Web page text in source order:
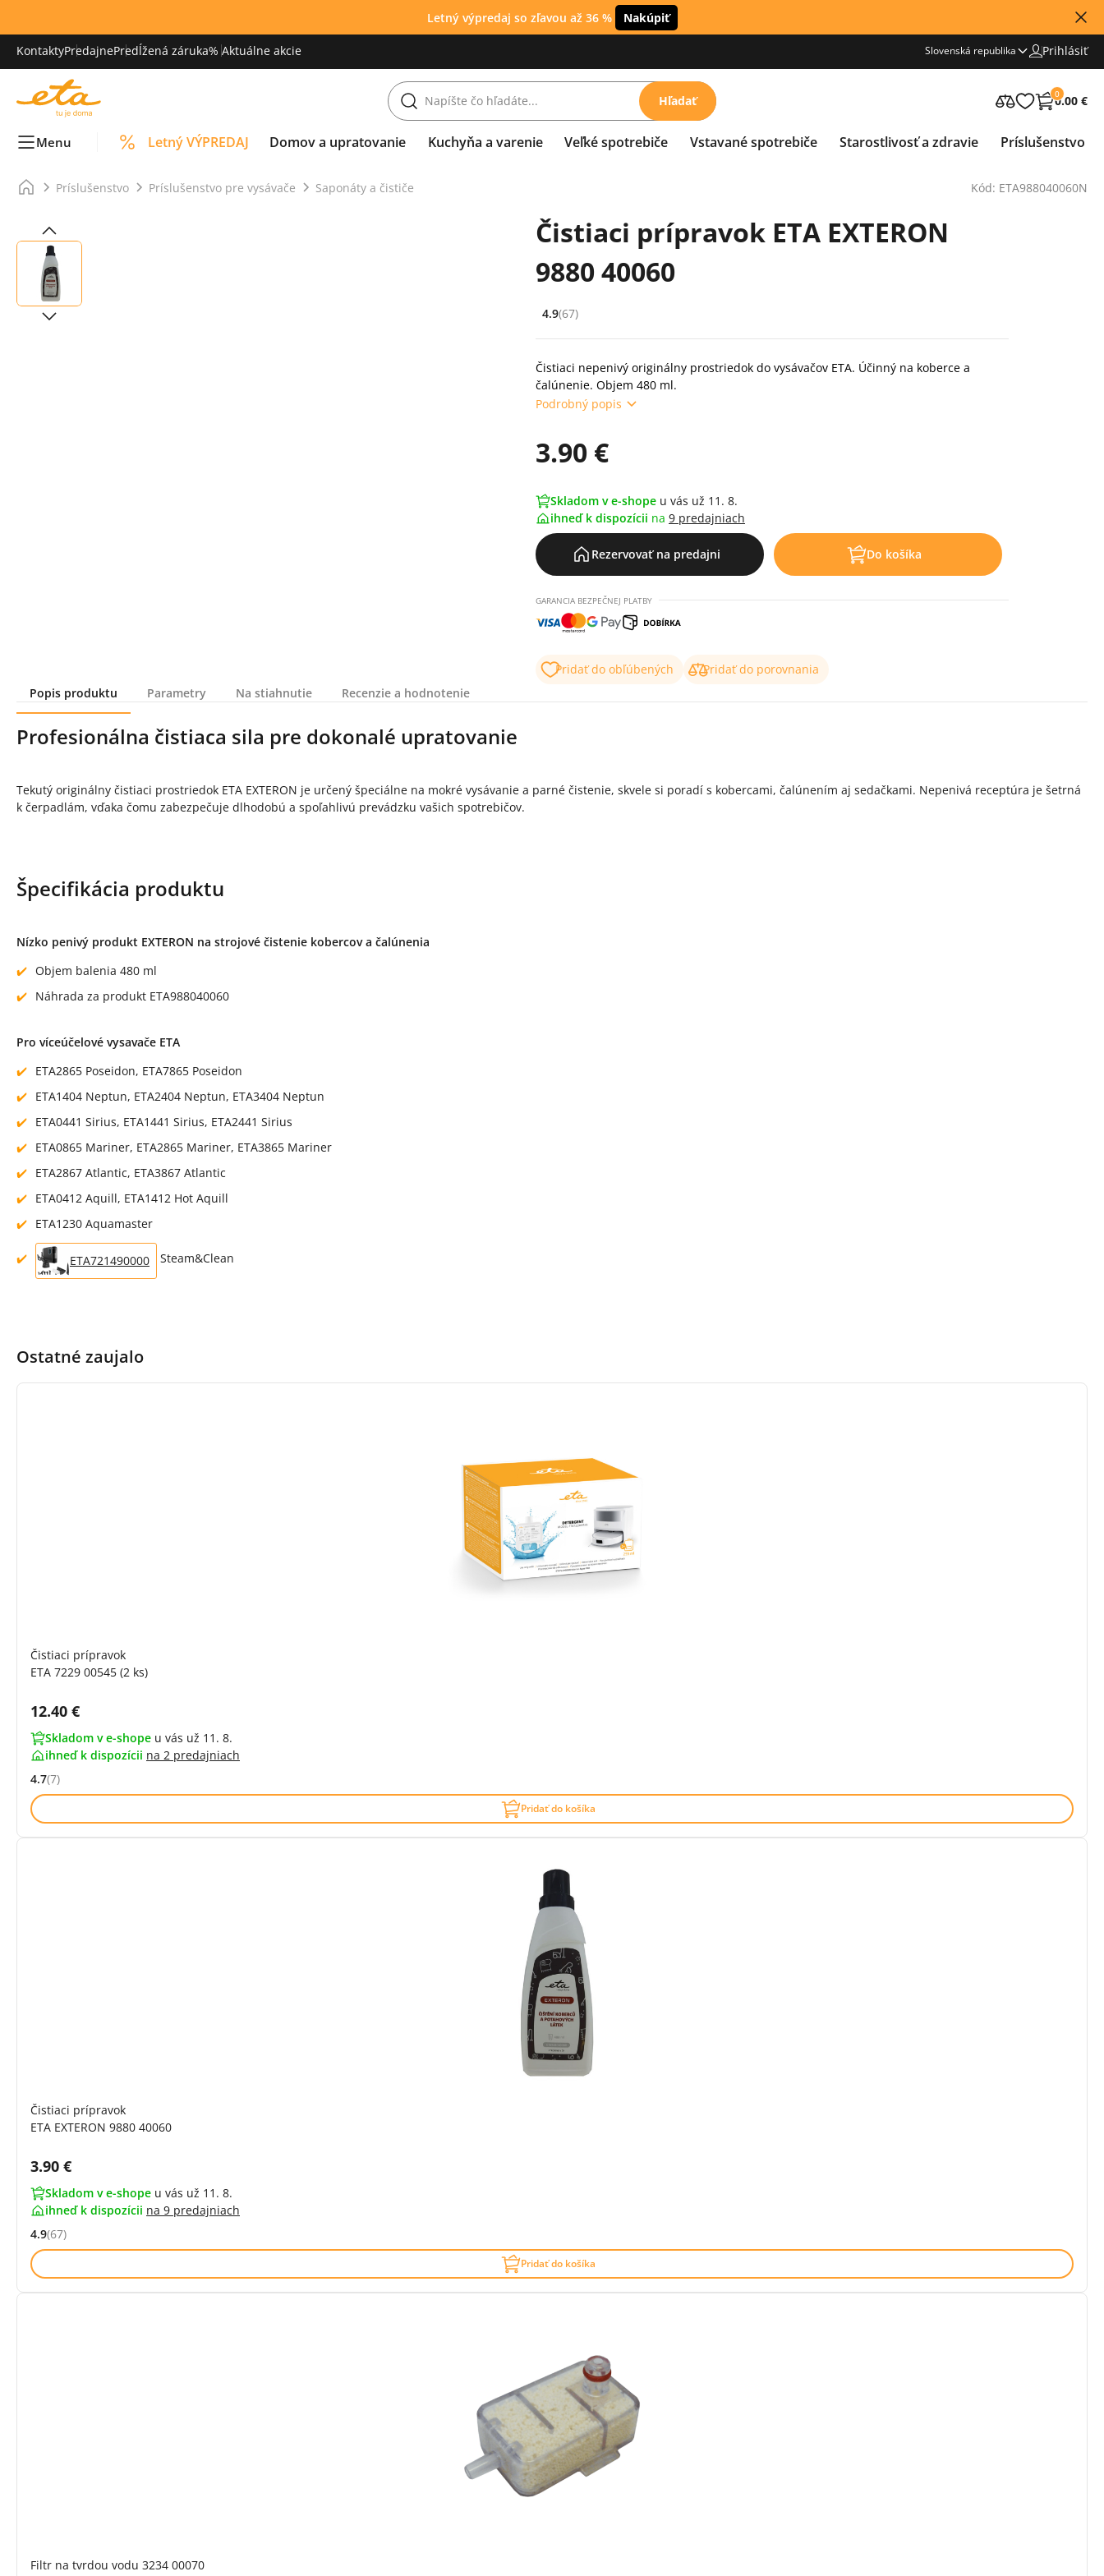
Letný výpredaj so zľavou až 36 % Nakúpiť
KontaktyPredajnePredĺžená záruka% Aktuálne akcie Slovenská republika Prihlásiť
Hľadať 0
0.00 €
Menu Letný VÝPREDAJ Domov a upratovanie Kuchyňa a varenie Veľké spotrebiče Vstavané spotrebiče Starostlivosť a zdravie Príslušenstvo
Príslušenstvo Príslušenstvo pre vysávače Saponáty a čističe Kód: ETA988040060N
Čistiaci prípravok ETA EXTERON
9880 40060
Hodnocení: 4.9 z 5 (67 recenzí)
4.9(67)
Čistiaci nepenivý originálny prostriedok do vysávačov ETA. Účinný na koberce a
čalúnenie. Objem 480 ml.
Podrobný popis
3.90 €
Skladom v e-shope u vás už 11. 8.
ihneď k dispozícii na 9 predajniach
Rezervovať na predajni Do košíka
GARANCIA BEZPEČNEJ PLATBY
Pridať do obľúbených
Pridať do porovnania
Popis produktu
Parametry Na stiahnutie Recenzie a hodnotenie
Popis produktu
Profesionálna čistiaca sila pre dokonalé upratovanie
Tekutý originálny čistiaci prostriedok ETA EXTERON je určený špeciálne na mokré vysávanie a parné čistenie, skvele si poradí s kobercami, čalúnením aj sedačkami. Nepenivá receptúra je šetrná
k čerpadlám, vďaka čomu zabezpečuje dlhodobú a spoľahlivú prevádzku vašich spotrebičov.
Špecifikácia produktu
Nízko penivý produkt EXTERON na strojové čistenie kobercov a čalúnenia
Objem balenia 480 ml
Náhrada za produkt ETA988040060
Pro víceúčelové vysavače ETA
ETA2865 Poseidon, ETA7865 Poseidon
ETA1404 Neptun, ETA2404 Neptun, ETA3404 Neptun
ETA0441 Sirius, ETA1441 Sirius, ETA2441 Sirius
ETA0865 Mariner, ETA2865 Mariner, ETA3865 Mariner
ETA2867 Atlantic, ETA3867 Atlantic
ETA0412 Aquill, ETA1412 Hot Aquill
ETA1230 Aquamaster
ETA721490000 Steam&Clean
Ostatné zaujalo
Čistiaci prípravok
ETA 7229 00545 (2 ks)
Cena s DPH:
12.40 €
Skladom v e-shope u vás už 11. 8.
ihneď k dispozícii na 2 predajniach
Hodnocení: 4.7 z 5 (7 recenzí)
4.7(7)
Pridať do košíka
Čistiaci prípravok
ETA EXTERON 9880 40060
Cena s DPH:
3.90 €
Skladom v e-shope u vás už 11. 8.
ihneď k dispozícii na 9 predajniach
Hodnocení: 4.9 z 5 (67 recenzí)
4.9(67)
Pridať do košíka
Filtr na tvrdou vodu 3234 00070